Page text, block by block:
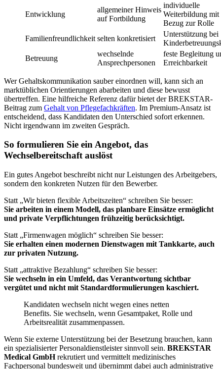
Entwicklung
allgemeiner Hinweis
auf Fortbildung
individuelle
Weiterbildung mit
Bezug zur Rolle
Familienfreundlichkeit selten konkretisiert
Unterstützung bei
Betreuung
wechselnde
Ansprechpersonen
feste Begleitung
Erreichbarkeit
Wer Gehaltskommunikation sauber einordnen will, kann sich an
marktüblichen Orientierungen abarbeiten und diese bewusst
übertreffen. Eine hilfreiche Referenz dafür bietet der BREKSTAR-
Beitrag zum Gehalt von Pflegefachkräften. Im Premium-Ansatz ist
entscheidend, dass Kandidaten den Unterschied sofort erkennen.
Nicht irgendwann im zweiten Gespräch.
So formulieren Sie ein Angebot, das
Wechselbereitschaft auslöst
Ein gutes Angebot beschreibt nicht nur Leistungen des Arbeitgebers,
sondern den konkreten Nutzen für den Bewerber.
Statt „Wir bieten flexible Arbeitszeiten“ schreiben Sie besser:
Sie arbeiten in einem Modell, das planbare Einsätze ermöglicht
und private Verpflichtungen frühzeitig berücksichtigt.
Statt „Firmenwagen möglich“ schreiben Sie besser:
Sie erhalten einen modernen Dienstwagen mit Tankkarte, auch
zur privaten Nutzung.
Statt „attraktive Bezahlung“ schreiben Sie besser:
Sie wechseln in ein Umfeld, das Verantwortung sichtbar
vergütet und nicht mit Standardformulierungen kaschiert.
Kandidaten wechseln nicht wegen eines netten
Benefits. Sie wechseln, wenn Gesamtpaket, Rolle und
Arbeitsrealität zusammenpassen.
Wenn Sie externe Unterstützung bei der Besetzung brauchen, kann
ein spezialisierter Personaldienstleister sinnvoll sein. BREKSTAR
Medical GmbHrekrutiert und vermittelt medizinisches
Fachpersonal bundesweit und übernimmt dabei auch administrative